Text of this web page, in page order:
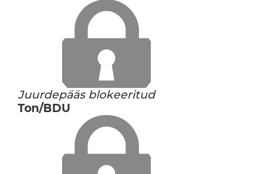
Juurdepääs blokeeritud
Ton/BDU